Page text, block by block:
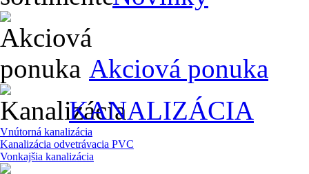
Akciová ponuka
KANALIZÁCIA
Vnútorná kanalizácia
Kanalizácia odvetrávacia PVC
Vonkajšia kanalizácia